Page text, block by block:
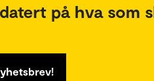
på hva som